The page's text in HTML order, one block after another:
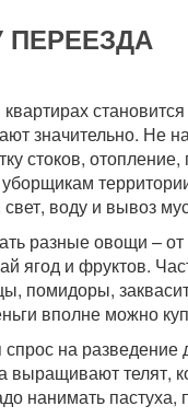
значительно. Не
стоков,
свет, воду и вывоз
разные овощи –
ягод и фруктов.
помидоры,
вполне можно
на
выращивают телят,
нанимать пастуха,